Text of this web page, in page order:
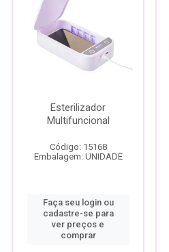
Esterilizador
Multifuncional
Código: 15168
Embalagem: UNIDADE
Faça seu login ou
cadastre-se para
ver preços e
comprar